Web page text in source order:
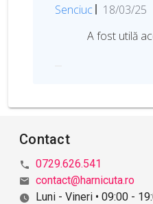
Senciuc
D
t
r
i
18/03/25
A fost utilă
Contact
0729.626.541
contact@harnicuta.ro
Luni - Vineri • 09:00 -